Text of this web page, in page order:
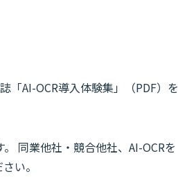
「AI-OCR導入体験集」（PDF）を
同業他社・競合他社、AI-OCRを
い。